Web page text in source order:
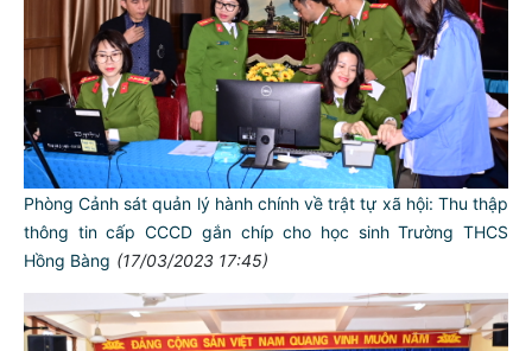
Phòng Cảnh sát quản lý hành chính về trật tự xã hội: Thu thập
thông tin cấp CCCD gắn chíp cho học sinh Trường THCS
Hồng Bàng (17/03/2023 17:45)